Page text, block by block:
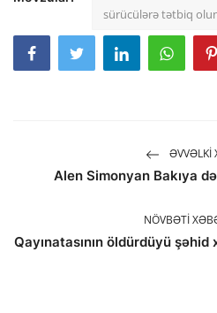
sürücülərə tətbiq
ƏVVƏLKI
Alen Simonyan Bakıya
NÖVBƏTI
Qayınatasının öldürdüyü şəhid